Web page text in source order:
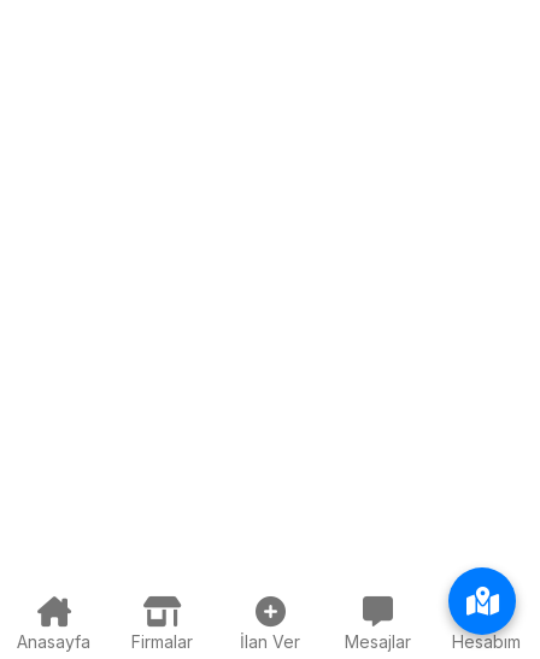
Anasayfa Firmalar İlan Ver Mesajlar Hesabım